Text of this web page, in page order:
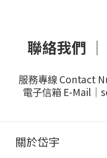
聯絡我們
服務專線 Contact
電子信箱 E-Mail
關於岱宇